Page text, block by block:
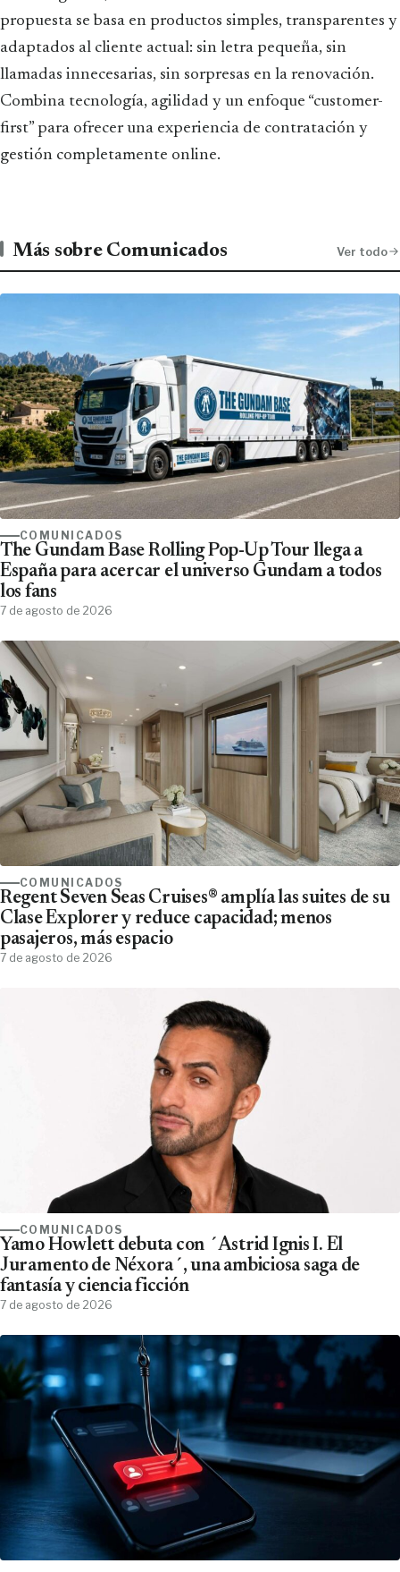
propuesta se basa en productos simples, transparentes y
adaptados al cliente actual: sin letra pequeña, sin
llamadas innecesarias, sin sorpresas en la renovación.
Combina tecnología, agilidad y un enfoque “customer-
first” para ofrecer una experiencia de contratación y
gestión completamente online.
Más sobre Comunicados Ver todo
COMUNICADOS
The Gundam Base Rolling Pop-Up Tour llega a
España para acercar el universo Gundam a todos
los fans
7 de agosto de 2026
COMUNICADOS
Regent Seven Seas Cruises® amplía las suites de su
Clase Explorer y reduce capacidad; menos
pasajeros, más espacio
7 de agosto de 2026
COMUNICADOS
Yamo Howlett debuta con ´Astrid Ignis I. El
Juramento de Néxora´, una ambiciosa saga de
fantasía y ciencia ficción
7 de agosto de 2026